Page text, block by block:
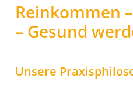
Reinkommen
– Gesund
Unsere